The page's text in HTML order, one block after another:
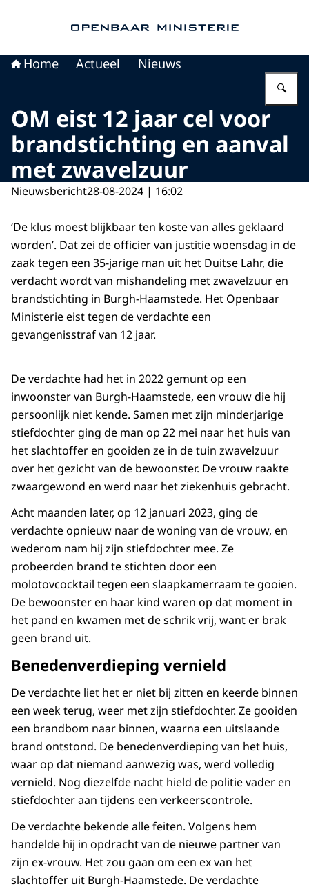
Home Actueel Nieuws
OM eist 12 jaar cel voor
brandstichting en aanval
met zwavelzuur
Nieuwsbericht28-08-2024 | 16:02
‘De klus moest blijkbaar ten koste van alles geklaard
worden’. Dat zei de officier van justitie woensdag in de
zaak tegen een 35-jarige man uit het Duitse Lahr, die
verdacht wordt van mishandeling met zwavelzuur en
brandstichting in Burgh-Haamstede. Het Openbaar
Ministerie eist tegen de verdachte een
gevangenisstraf van 12 jaar.
De verdachte had het in 2022 gemunt op een
inwoonster van Burgh-Haamstede, een vrouw die hij
persoonlijk niet kende. Samen met zijn minderjarige
stiefdochter ging de man op 22 mei naar het huis van
het slachtoffer en gooiden ze in de tuin zwavelzuur
over het gezicht van de bewoonster. De vrouw raakte
zwaargewond en werd naar het ziekenhuis gebracht.
Acht maanden later, op 12 januari 2023, ging de
verdachte opnieuw naar de woning van de vrouw, en
wederom nam hij zijn stiefdochter mee. Ze
probeerden brand te stichten door een
molotovcocktail tegen een slaapkamerraam te gooien.
De bewoonster en haar kind waren op dat moment in
het pand en kwamen met de schrik vrij, want er brak
geen brand uit.
Benedenverdieping vernield
De verdachte liet het er niet bij zitten en keerde binnen
een week terug, weer met zijn stiefdochter. Ze gooiden
een brandbom naar binnen, waarna een uitslaande
brand ontstond. De benedenverdieping van het huis,
waar op dat niemand aanwezig was, werd volledig
vernield. Nog diezelfde nacht hield de politie vader en
stiefdochter aan tijdens een verkeerscontrole.
De verdachte bekende alle feiten. Volgens hem
handelde hij in opdracht van de nieuwe partner van
zijn ex-vrouw. Het zou gaan om een ex van het
slachtoffer uit Burgh-Haamstede. De verdachte